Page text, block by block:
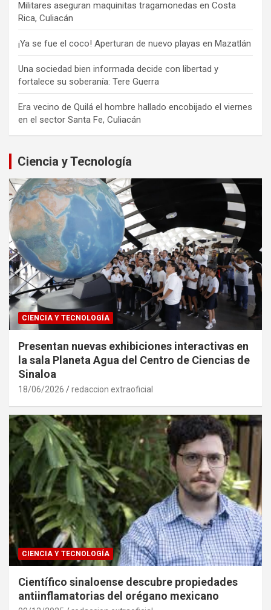
Militares aseguran maquinitas tragamonedas en Costa
Rica, Culiacán
¡Ya se fue el coco! Aperturan de nuevo playas en Mazatlán
Una sociedad bien informada decide con libertad y
fortalece su soberanía: Tere Guerra
Era vecino de Quilá el hombre hallado encobijado el viernes
en el sector Santa Fe, Culiacán
Ciencia y Tecnología
CIENCIA Y TECNOLOGÍA
Presentan nuevas exhibiciones interactivas en
la sala Planeta Agua del Centro de Ciencias de
Sinaloa
18/06/2026 redaccion extraoficial
CIENCIA Y TECNOLOGÍA
Científico sinaloense descubre propiedades
antiinflamatorias del orégano mexicano